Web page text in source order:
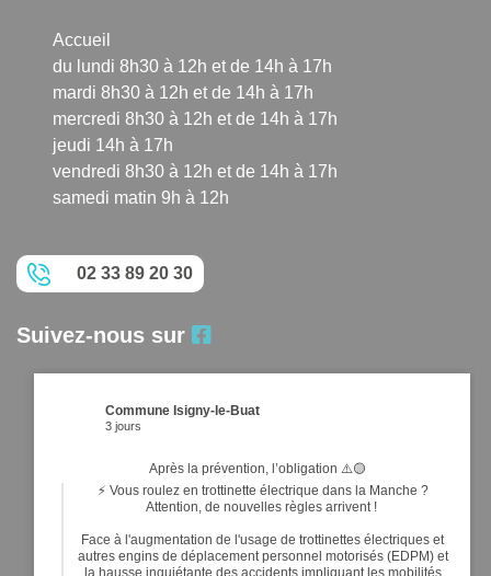
Accueil
du lundi 8h30 à 12h et de 14h à 17h
mardi 8h30 à 12h et de 14h à 17h
mercredi 8h30 à 12h et de 14h à 17h
jeudi 14h à 17h
vendredi 8h30 à 12h et de 14h à 17h
samedi matin 9h à 12h
02 33 89 20 30
Suivez-nous sur
Commune Isigny-le-Buat
3 jours
Après la prévention, l’obligation ⚠️🟡
⚡ Vous roulez en trottinette électrique dans la Manche ?
Attention, de nouvelles règles arrivent !
Face à l'augmentation de l'usage de trottinettes électriques et
autres engins de déplacement personnel motorisés (EDPM) et
la hausse inquiétante des accidents impliquant les mobilités